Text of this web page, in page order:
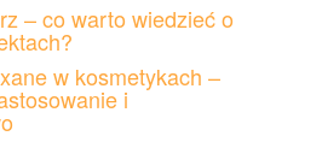
– co warto wiedzieć o
w kosmetykach –
i